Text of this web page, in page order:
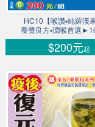
HC10【喉讚▪純羅漢
養聲良方▪潤喉首選
$200元起